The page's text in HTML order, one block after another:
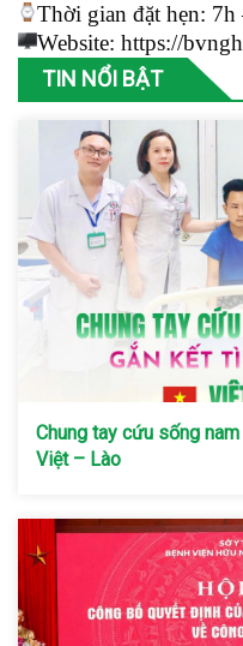
Thời gian đặt hẹn:
Website: https://
TIN NỔI BẬT
Chung tay cứu sống
Việt – Lào